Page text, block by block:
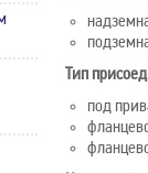
Тип
под